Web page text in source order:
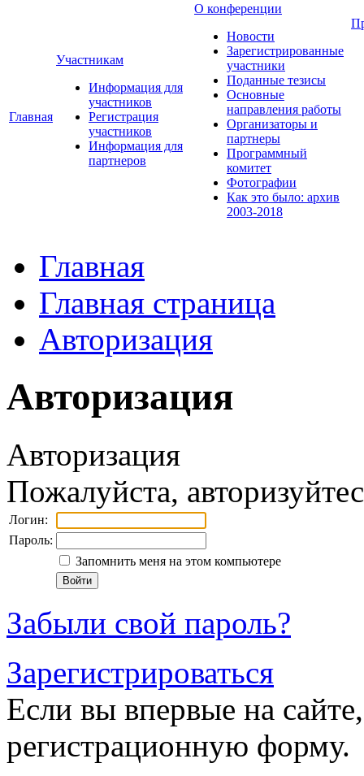
Главная
Участникам
Информация для
участников
Регистрация
участников
Информация для
партнеров
О конференции
Новости
Зарегистрированные
участники
Поданные тезисы
Основные
направления работы
Организаторы и
партнеры
Программный
комитет
Фотографии
Как это было: архив
2003-2018
Главная
Главная страница
Авторизация
Авторизация
Авторизация
Пожалуйста,
Логин:
Пароль:
Запомнить меня на этом компьютере
Забыли свой пароль?
Зарегистрироваться
Если вы впервые на
регистрационную форму.